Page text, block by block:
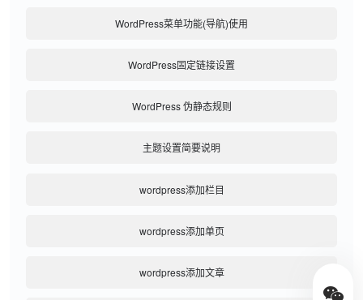
WordPress菜单功能(导航)使用
WordPress固定链接设置
WordPress 伪静态规则
主题设置简要说明
wordpress添加栏目
wordpress添加单页
wordpress添加文章